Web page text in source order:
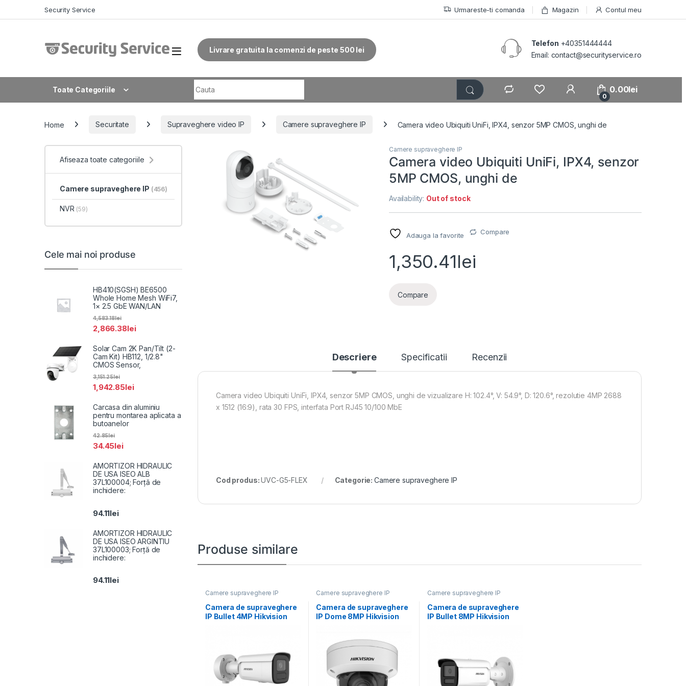
Security Service Urmareste-ti comanda Magazin Contul meu
Livrare gratuita la comenzi de peste 500 lei
Telefon +40351444444
Email: contact@securityservice.ro
Toate Categoriile
0
0.00lei
Home Securitate Supraveghere video IP Camere supraveghere IP Camera video Ubiquiti UniFi, IPX4, senzor 5MP CMOS, unghi de
Camere supraveghere IP
Camera video Ubiquiti UniFi, IPX4, senzor
5MP CMOS, unghi de
Availability: Out of stock
Adauga la favorite Compare
1,350.41lei
Compare
Descriere Specificatii Recenzii
Camera video Ubiquiti UniFi, IPX4, senzor 5MP CMOS, unghi de vizualizare H: 102.4°, V: 54.9°, D: 120.6°, rezolutie 4MP 2688
x 1512 (16:9), rata 30 FPS, interfata Port RJ45 10/100 MbE
Cod produs:UVC-G5-FLEX Categorie: Camere supraveghere IP
Produse similare
Camere supraveghere IP
Camera de supraveghere
IP Bullet 4MP Hikvision
Camere supraveghere IP
Camera de supraveghere
IP Dome 8MP Hikvision
lentila
Camere supraveghere IP
Camera de supraveghere
IP Bullet 8MP Hikvision
Afiseaza toate categoriile
Camere supraveghere IP (456)
NVR (59)
Cele mai noi produse
HB410(SGSH) BE6500
Whole Home Mesh WiFi7,
1× 2.5 GbE WAN/LAN
2,866.38lei
4,583.18lei
Solar Cam 2K Pan/Tilt (2-
Cam Kit) HB112, 1/2.8"
CMOS Sensor,
1,942.85lei
3,151.25lei
Carcasa din aluminiu
pentru montarea aplicata a
butoanelor
34.45lei
42.85lei
AMORTIZOR HIDRAULIC
DE USA ISEO ALB
37L100004; Forță de
inchidere:
94.11lei
AMORTIZOR HIDRAULIC
DE USA ISEO ARGINTIU
37L100003; Forță de
inchidere:
94.11lei